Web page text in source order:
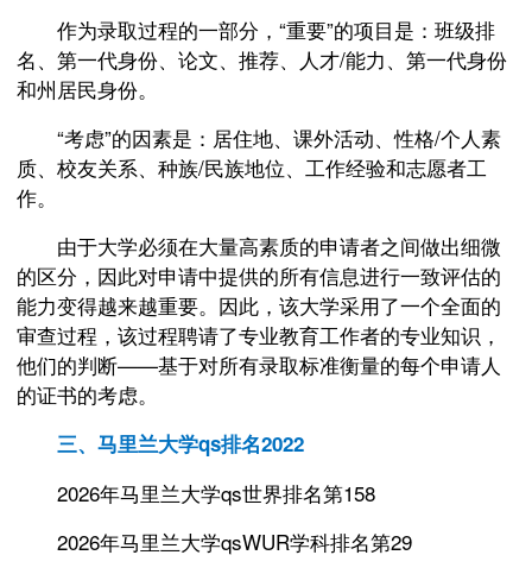
作为录取过程的一部分，“重要”的项目是：班级排
名、第一代身份、论文、推荐、人才/能力、第一代身份
和州居民身份。
“考虑”的因素是：居住地、课外活动、性格/个人素
质、校友关系、种族/民族地位、工作经验和志愿者工
作。
由于大学必须在大量高素质的申请者之间做出细微
的区分，因此对申请中提供的所有信息进行一致评估的
能力变得越来越重要。因此，该大学采用了一个全面的
审查过程，该过程聘请了专业教育工作者的专业知识，
他们的判断——基于对所有录取标准衡量的每个申请人
的证书的考虑。
三、马里兰大学qs排名2022
2026年马里兰大学qs世界排名第158
2026年马里兰大学qsWUR学科排名第29